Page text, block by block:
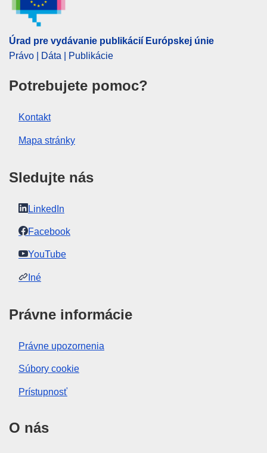
Úrad pre vydávanie publikácií Európskej únie
Právo | Dáta | Publikácie
Potrebujete pomoc?
Kontakt
Mapa stránky
Sledujte nás
LinkedIn
Facebook
YouTube
Iné
Právne informácie
Právne upozornenia
Súbory cookie
Prístupnosť
O nás